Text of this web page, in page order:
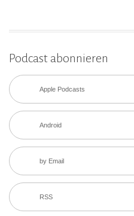
Podcast abonnieren
Apple Podcasts
Android
by Email
RSS